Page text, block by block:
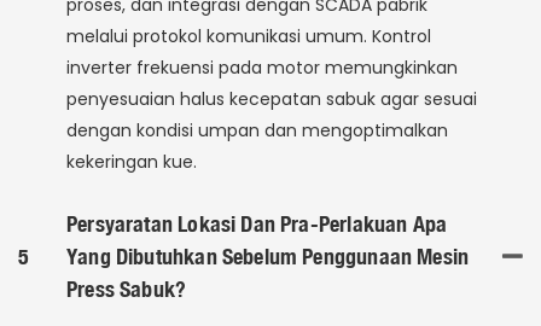
proses, dan integrasi dengan SCADA pabrik
melalui protokol komunikasi umum. Kontrol
inverter frekuensi pada motor memungkinkan
penyesuaian halus kecepatan sabuk agar sesuai
dengan kondisi umpan dan mengoptimalkan
kekeringan kue.
5
Persyaratan Lokasi Dan Pra-Perlakuan Apa
Yang Dibutuhkan Sebelum Penggunaan Mesin
Press Sabuk?